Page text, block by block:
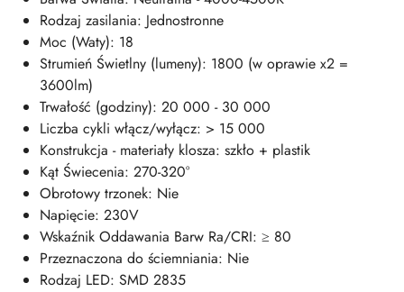
Rodzaj zasilania: Jednostronne
Moc (Waty): 18
Strumień Świetlny (lumeny): 1800 (w oprawie x2 =
3600lm)
Trwałość (godziny): 20 000 - 30 000
Liczba cykli włącz/wyłącz: > 15 000
Konstrukcja - materiały klosza: szkło + plastik
Kąt Świecenia: 270-320°
Obrotowy trzonek: Nie
Napięcie: 230V
Wskaźnik Oddawania Barw Ra/CRI: ≥ 80
Przeznaczona do ściemniania: Nie
Rodzaj LED: SMD 2835